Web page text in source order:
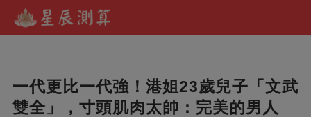
一代更比一代強！​港姐23歲兒子「文武
雙全」，寸頭肌肉太帥：完美的男人